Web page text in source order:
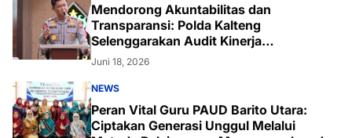
Mendorong Akuntabilitas dan
Transparansi: Polda Kalteng
Selenggarakan Audit Kinerja
Komprehensif Bersama Itwasum Polri
Juni 18, 2026
NEWS
Peran Vital Guru PAUD Barito Utara:
Ciptakan Generasi Unggul Melalui